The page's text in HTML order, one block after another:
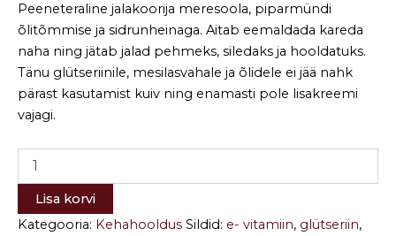
Peeneteraline jalakoorija meresoola, piparmündi
õlitõmmise ja sidrunheinaga. Aitab eemaldada kareda
naha ning jätab jalad pehmeks, siledaks ja hooldatuks.
Tänu glütseriinile, mesilasvahale ja õlidele ei jää nahk
pärast kasutamist kuiv ning enamasti pole lisakreemi
vajagi.
Lisa korvi
Kategooria: Kehahooldus Sildid: e- vitamiin, glütseriin,